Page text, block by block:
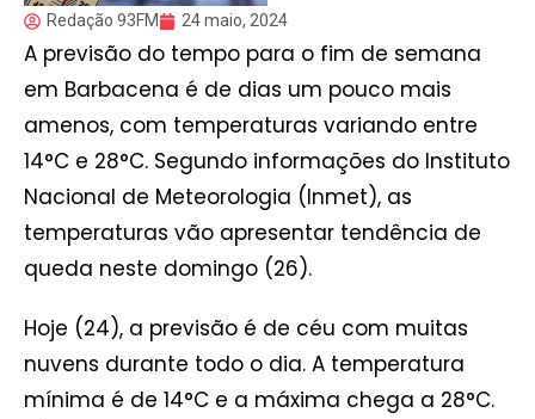
Redação 93FM 24 maio, 2024
A previsão do tempo para o fim de semana
em Barbacena é de dias um pouco mais
amenos, com temperaturas variando entre
14°C e 28°C. Segundo informações do Instituto
Nacional de Meteorologia (Inmet), as
temperaturas vão apresentar tendência de
queda neste domingo (26).
Hoje (24), a previsão é de céu com muitas
nuvens durante todo o dia. A temperatura
mínima é de 14°C e a máxima chega a 28°C.